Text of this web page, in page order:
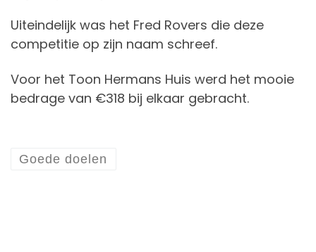
Uiteindelijk was het Fred Rovers die deze
competitie op zijn naam schreef.
Voor het Toon Hermans Huis werd het mooie
bedrage van €318 bij elkaar gebracht.
Goede doelen